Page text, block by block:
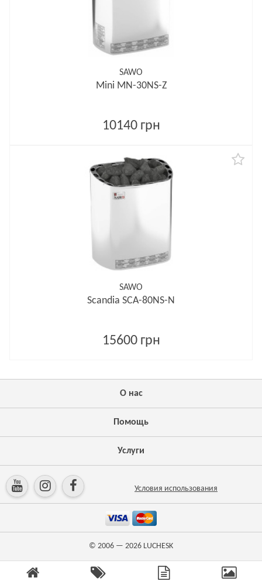
SAWO
Mini MN-30NS-Z
10140 грн
SAWO
Scandia SCA-80NS-N
15600 грн
О нас
Помощь
Услуги
Условия использования
© 2006 — 2026 LUCHESK